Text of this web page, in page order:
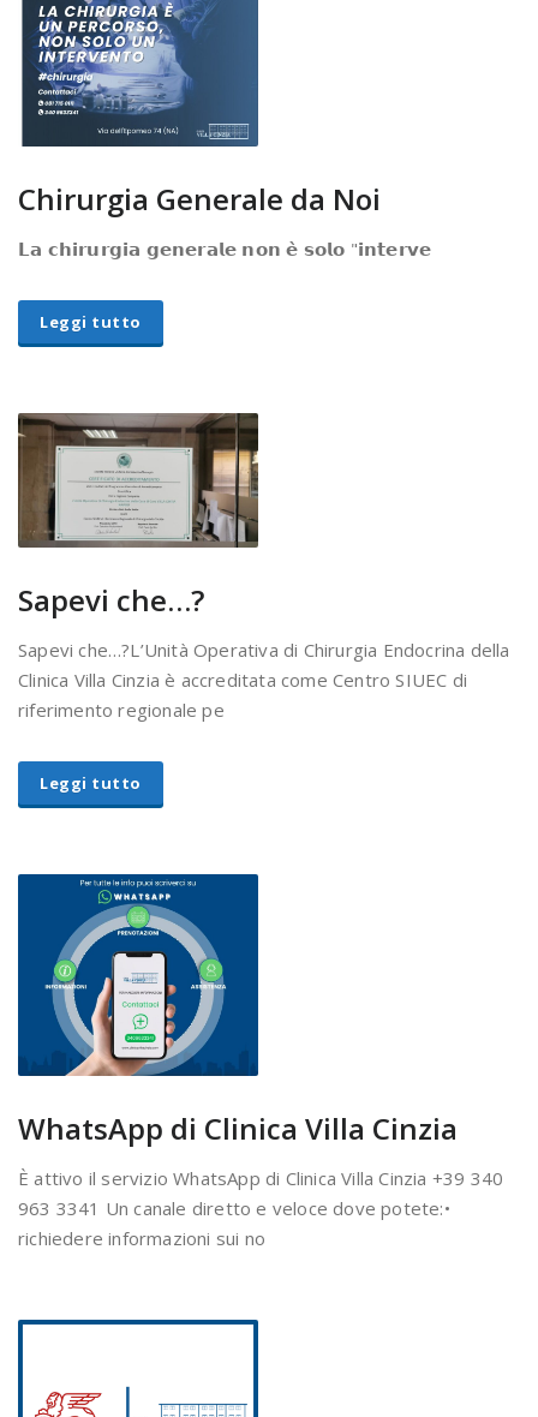
Chirurgia Generale da Noi
𝗟𝗮 𝗰𝗵𝗶𝗿𝘂𝗿𝗴𝗶𝗮 𝗴𝗲𝗻𝗲𝗿𝗮𝗹𝗲 𝗻𝗼𝗻 𝗲̀ 𝘀𝗼𝗹𝗼 "𝗶𝗻𝘁𝗲𝗿𝘃𝗲
Leggi tutto
Sapevi che…?
Sapevi che…?L’Unità Operativa di Chirurgia Endocrina della
Clinica Villa Cinzia è accreditata come Centro SIUEC di
riferimento regionale pe
Leggi tutto
WhatsApp di Clinica Villa Cinzia
È attivo il servizio WhatsApp di Clinica Villa Cinzia +39 340
963 3341 Un canale diretto e veloce dove potete:•
richiedere informazioni sui no